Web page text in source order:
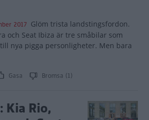
2017 Glöm trista landstingsfordon.
och Seat Ibiza är tre småbilar som
nya pigga personligheter. Men bara
Gasa Bromsa (1)
Kia Rio,